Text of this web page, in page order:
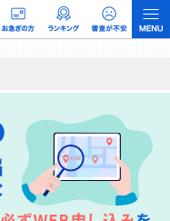
益モデルです。 ただし、特定の
査／ユーザーへの口コミ収集な
ます。